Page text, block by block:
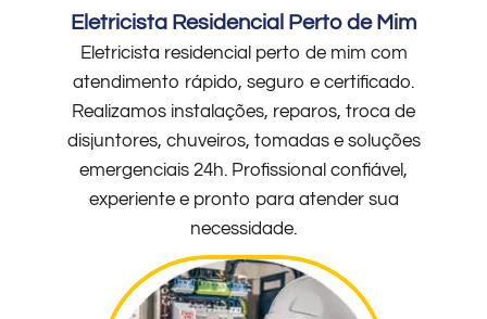
Eletricista Residencial Perto de Mim
Eletricista residencial perto de mim com
atendimento rápido, seguro e certificado.
Realizamos instalações, reparos, troca de
disjuntores, chuveiros, tomadas e soluções
emergenciais 24h. Profissional confiável,
experiente e pronto para atender sua
necessidade.